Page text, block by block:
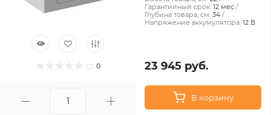
0
Гарантийный срок: 12 мес
Глубина товара, см: 34
Напряжение аккумулятора: 12 В
23 945 руб.
В корзину